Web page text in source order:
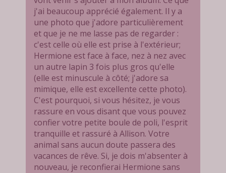
j'ai beaucoup apprécié également. Il y a
une photo que j'adore particulièrement
et que je ne me lasse pas de regarder :
c'est celle où elle est prise à l'extérieur;
Hermione est face à face, nez à nez avec
un autre lapin 3 fois plus gros qu'elle
(elle est minuscule à côté; j'adore sa
mimique, elle est excellente cette photo).
C'est pourquoi, si vous hésitez, je vous
rassure en vous disant que vous pouvez
confier votre petite boule de poli, l'esprit
tranquille et rassuré à Allison. Votre
animal sans aucun doute passera des
vacances de rêve. Si, je dois m'absenter à
nouveau, je reconfierai Hermione sans